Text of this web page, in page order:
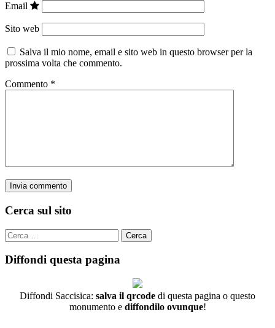
Email
Sito web
Salva il mio nome, email e sito web in questo browser per la
prossima volta che commento.
Commento *
Cerca sul sito
Cerca
per:
Diffondi questa pagina
Diffondi Saccisica: salva il qrcode di questa pagina o questo
monumento e diffondilo ovunque!